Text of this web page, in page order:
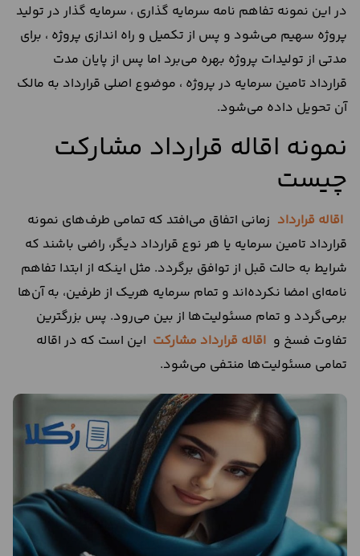
در این نمونه تفاهم نامه سرمایه گذاری ، سرمایه گذار در تولید
پروژه سهیم می‌شود و پس از تکمیل و راه اندازی پروژه ، برای
مدتی از تولیدات پروژه بهره می‌برد اما پس از پایان مدت
قرارداد تامین سرمایه در پروژه ، موضوع اصلی قرارداد به مالک
آن تحویل داده می‌شود.
نمونه اقاله قرارداد مشارکت
چیست
اقاله قرارداد زمانی اتفاق می‌افتد که تمامی طرف‌های نمونه
قرارداد تامین سرمایه یا هر نوع قرارداد دیگر، راضی باشند که
شرایط به حالت قبل از توافق برگردد. مثل اینکه از ابتدا تفاهم
نامه‌ای امضا نکرده‌اند و تمام سرمایه هریک از طرفین، به آن‌ها
برمی‌گردد و تمام مسئولیت‌ها از بین می‌رود. پس بزرگترین
تفاوت فسخ و اقاله قرارداد مشارکت این است که در اقاله
تمامی مسئولیت‌ها منتفی می‌شود.